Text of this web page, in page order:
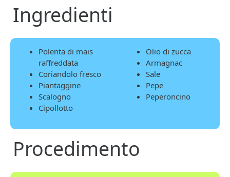
Ingredienti
Polenta di mais
raffreddata
Coriandolo fresco
Piantaggine
Scalogno
Cipollotto
Olio di zucca
Armagnac
Sale
Pepe
Peperoncino
Procedimento